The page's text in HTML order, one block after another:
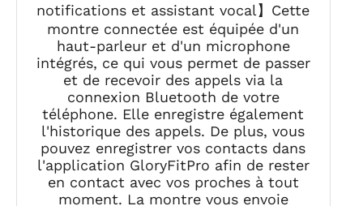
notifications et assistant vocal】Cette
montre connectée est équipée d'un
haut-parleur et d'un microphone
intégrés, ce qui vous permet de passer
et de recevoir des appels via la
connexion Bluetooth de votre
téléphone. Elle enregistre également
l'historique des appels. De plus, vous
pouvez enregistrer vos contacts dans
l'application GloryFitPro afin de rester
en contact avec vos proches à tout
moment. La montre vous envoie